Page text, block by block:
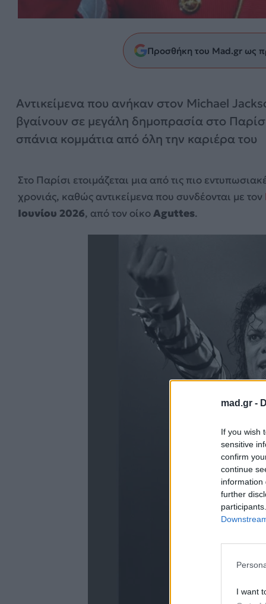
mad.gr -
If you wish
sensitive
confirm
continue
information
further
I want
Προσθήκη του Mad.gr ως
Αντικείμενα που ανήκαν στον Michael
βγαίνουν σε μεγάλη δημοπρασία στο
σπάνια κομμάτια από όλη την καριέρα του
Στο Παρίσι ετοιμάζεται μια από τις πιο
χρονιάς, καθώς αντικείμενα που συνδέονται με τον
Ιουνίου 2026, από τον οίκοAguttes.